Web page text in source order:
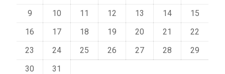
9
10 11 12 13 14
15
16
17 18 19 20 21
22
23
24 25 26 27 28
29
30
31